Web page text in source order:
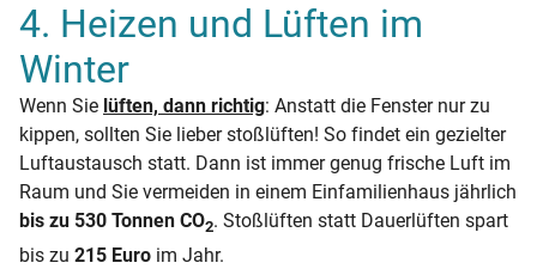
4. Heizen und Lüften im
Winter
Wenn Sie lüften, dann richtig: Anstatt die Fenster nur zu
kippen, sollten Sie lieber stoßlüften! So findet ein gezielter
Luftaustausch statt. Dann ist immer genug frische Luft im
Raum und Sie vermeiden in einem Einfamilienhaus jährlich
bis zu 530 Tonnen CO2. Stoßlüften statt Dauerlüften spart
bis zu 215 Euro im Jahr.